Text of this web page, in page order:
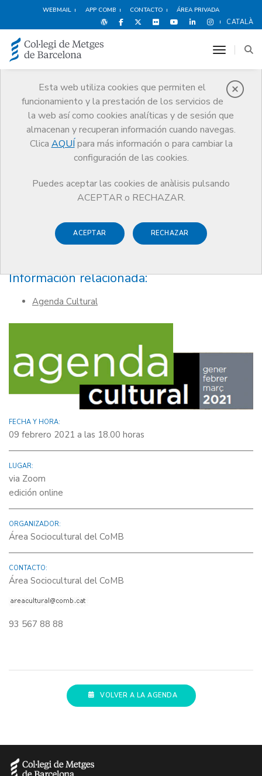
WEBMAIL APP COMB CONTACTO ÁREA PRIVADA
CATALÀ
Esta web utiliza cookies que permiten el
funcionamiento y la prestación de los servicios de
la web así como cookies analíticas y de sesión que
almacenan y recuperan información cuando navegas.
Clica AQUÍ para más información o para cambiar la
configuración de las cookies.
Puedes aceptar las cookies de anàlisis pulsando
ACEPTAR o RECHAZAR.
ACEPTAR RECHAZAR
toggle
Agenda
Comunicación
Conferencia “Importancia de Mozart en la ópera”
Mozart en la ópera”
Información relacionada:
Agenda Cultural
FECHA Y HORA:
09 febrero 2021 a las 18.00 horas
LUGAR:
via Zoom
edición online
ORGANIZADOR:
Área Sociocultural del CoMB
CONTACTO:
Área Sociocultural del CoMB
93 567 88 88
VOLVER A LA AGENDA